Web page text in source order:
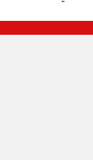
بنسبة